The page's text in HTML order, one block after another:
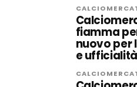
fiamma
nuovo per
e